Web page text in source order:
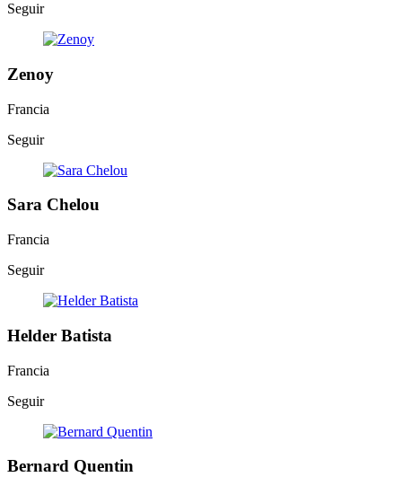
Seguir
Zenoy
Francia
Seguir
Sara Chelou
Francia
Seguir
Helder Batista
Francia
Seguir
Bernard Quentin